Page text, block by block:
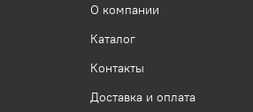
О компании
Каталог
Контакты
Доставка и оплата